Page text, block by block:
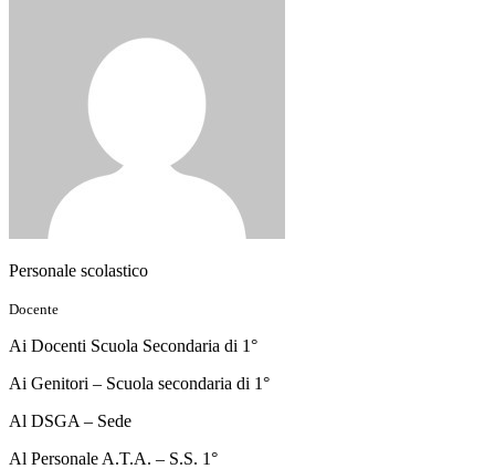
Personale scolastico
Docente
Ai Docenti Scuola Secondaria di 1°
Ai Genitori – Scuola secondaria di 1°
Al DSGA – Sede
Al Personale A.T.A. – S.S. 1°